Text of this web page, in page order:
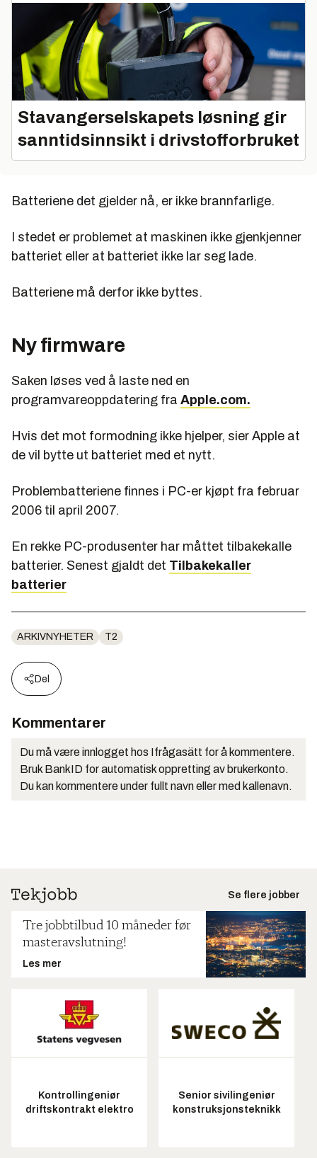
Stavangerselskapets løsning gir
sanntidsinnsikt i drivstofforbruket
Batteriene det gjelder nå, er ikke brannfarlige.
I stedet er problemet at maskinen ikke gjenkjenner
batteriet eller at batteriet ikke lar seg lade.
Batteriene må derfor ikke byttes.
Ny firmware
Saken løses ved å laste ned en
programvareoppdatering fra Apple.com.
Hvis det mot formodning ikke hjelper, sier Apple at
de vil bytte ut batteriet med et nytt.
Problembatteriene finnes i PC-er kjøpt fra februar
2006 til april 2007.
En rekke PC-produsenter har måttet tilbakekalle
batterier. Senest gjaldt det Tilbakekaller
batterier
ARKIVNYHETER T2
Del
Kommentarer
Du må være innlogget hos Ifrågasätt for å kommentere.
Bruk BankID for automatisk oppretting av brukerkonto.
Du kan kommentere under fullt navn eller med kallenavn.
Se flere jobber
Tre jobbtilbud 10 måneder før
masteravslutning!
Les mer
Kontrollingeniør
driftskontrakt elektro
Senior sivilingeniør
konstruksjonsteknikk